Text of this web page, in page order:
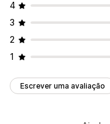
4
3
2
1
Escrever uma avaliação